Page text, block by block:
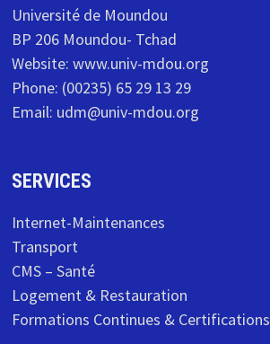
Université de Moundou
BP 206 Moundou- Tchad
Website: www.univ-mdou.org
Phone: (00235) 65 29 13 29
Email: udm@univ-mdou.org
SERVICES
Internet-Maintenances
Transport
CMS – Santé
Logement & Restauration
Formations Continues & Certifications